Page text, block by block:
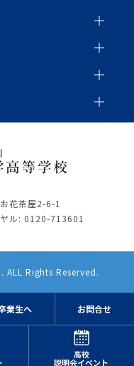
業生へ お問合せ
高校
説明会イベント
花茶屋2-6-1
ル: 0120-713601
ALL Rights Reserved.